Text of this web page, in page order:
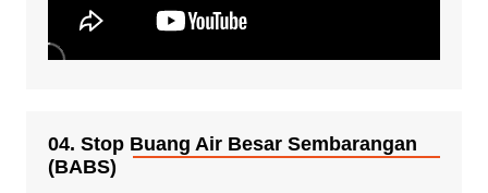
04. Stop Buang Air Besar Sembarangan
(BABS)